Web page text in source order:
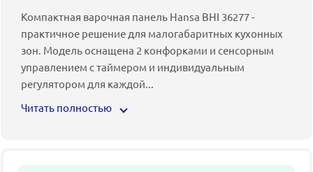
Компактная варочная панель Hansa BHI 36277 -
практичное решение для малогабаритных кухонных
зон. Модель оснащена 2 конфорками и сенсорным
управлением с таймером и индивидуальным
регулятором для каждой...
Читать полностью